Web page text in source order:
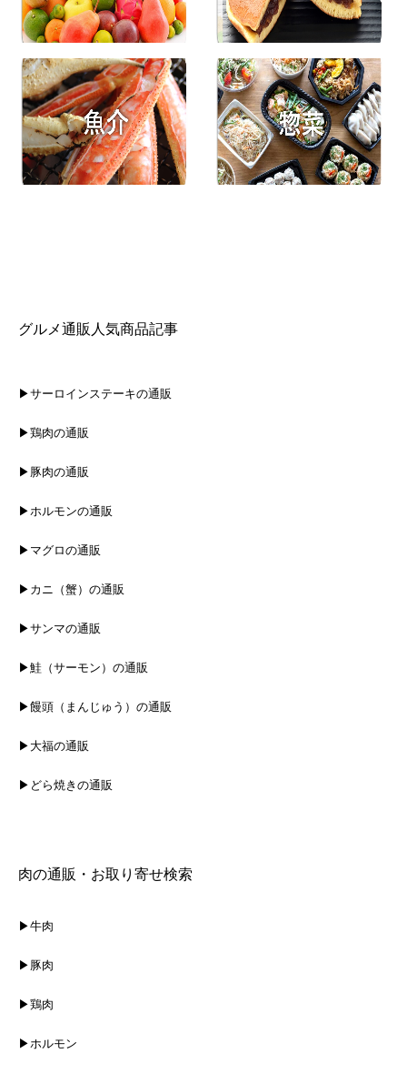
グルメ通販人気商品記事
▶サーロインステーキの通販
▶鶏肉の通販
▶豚肉の通販
▶ホルモンの通販
▶マグロの通販
▶カニ（蟹）の通販
▶サンマの通販
▶鮭（サーモン）の通販
▶饅頭（まんじゅう）の通販
▶大福の通販
▶どら焼きの通販
肉の通販・お取り寄せ検索
▶牛肉
▶豚肉
▶鶏肉
▶ホルモン